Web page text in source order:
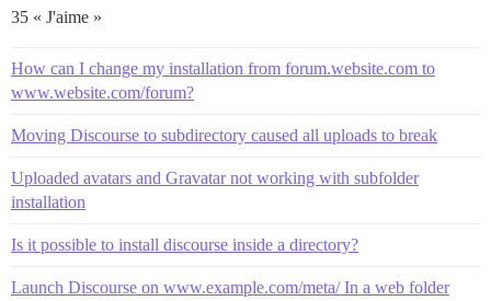
35 « J'aime »
How can I change my installation from forum.website.com to
www.website.com/forum?
Moving Discourse to subdirectory caused all uploads to break
Uploaded avatars and Gravatar not working with subfolder
installation
Is it possible to install discourse inside a directory?
Launch Discourse on www.example.com/meta/ In a web folder